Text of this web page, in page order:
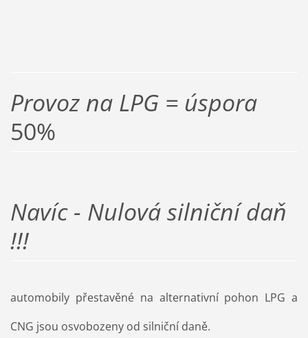
Provoz na LPG = úspora
50%
Navíc - Nulová silniční daň
!!!
automobily přestavěné na alternativní pohon LPG a
CNG jsou osvobozeny od silniční daně.